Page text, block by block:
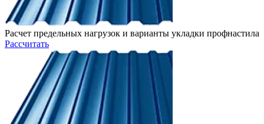
Расчет предельных нагрузок и варианты укладки профнастила
Рассчитать